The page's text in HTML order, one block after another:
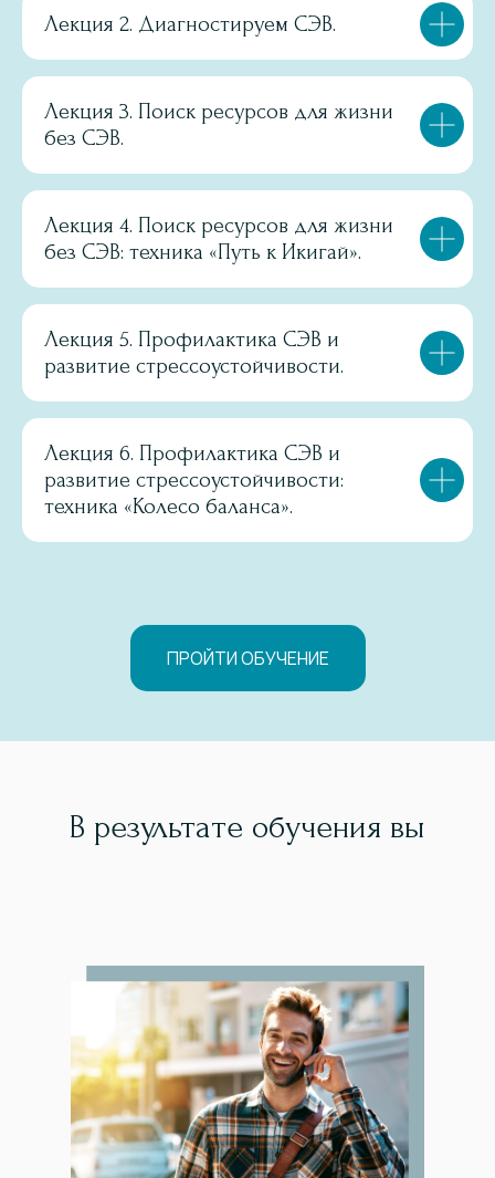
Лекция 2. Диагностируем СЭВ.
Лекция 3. Поиск ресурсов для жизни
без СЭВ.
Лекция 4. Поиск ресурсов для жизни
без СЭВ: техника «Путь к Икигай».
Лекция 5. Профилактика СЭВ и
развитие стрессоустойчивости.
Лекция 6. Профилактика СЭВ и
развитие стрессоустойчивости:
техника «Колесо баланса».
ПРОЙТИ ОБУЧЕНИЕ
В результате обучения вы